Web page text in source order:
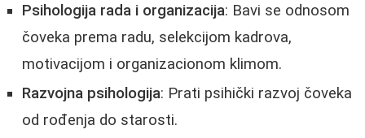
Psihologija rada i organizacija: Bavi se odnosom
čoveka prema radu, selekcijom kadrova,
motivacijom i organizacionom klimom.
Razvojna psihologija: Prati psihički razvoj čoveka
od rođenja do starosti.